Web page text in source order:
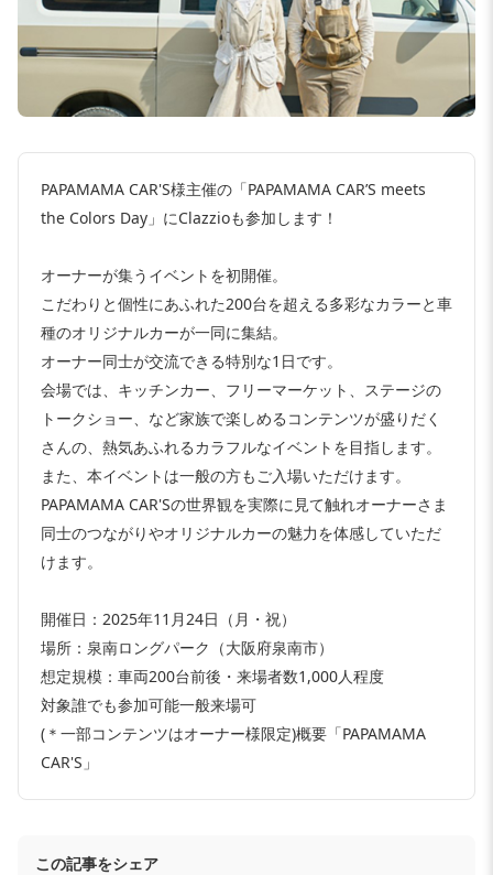
PAPAMAMA CAR'S様主催の「PAPAMAMA CAR’S meets
the Colors Day」にClazzioも参加します！
オーナーが集うイベントを初開催。
こだわりと個性にあふれた200台を超える多彩なカラーと車
種のオリジナルカーが一同に集結。
オーナー同士が交流できる特別な1日です。
会場では、キッチンカー、フリーマーケット、ステージの
トークショー、など家族で楽しめるコンテンツが盛りだく
さんの、熱気あふれるカラフルなイベントを目指します。
また、本イベントは一般の方もご入場いただけます。
PAPAMAMA CAR'Sの世界観を実際に見て触れオーナーさま
同士のつながりやオリジナルカーの魅力を体感していただ
けます。
開催日：2025年11月24日（月・祝）
場所：泉南ロングパーク（大阪府泉南市）
想定規模：車両200台前後・来場者数1,000人程度
対象誰でも参加可能一般来場可
(＊一部コンテンツはオーナー様限定)概要「PAPAMAMA
CAR'S」
この記事をシェア